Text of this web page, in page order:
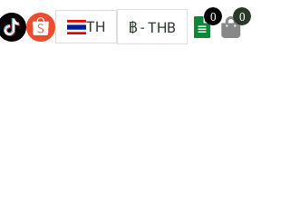
TH ฿ - THB
0 0